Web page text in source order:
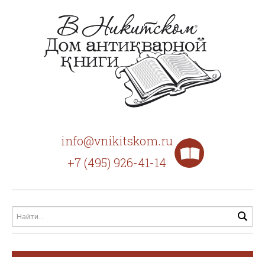
info@vnikitskom.ru
+7 (495) 926-41-14